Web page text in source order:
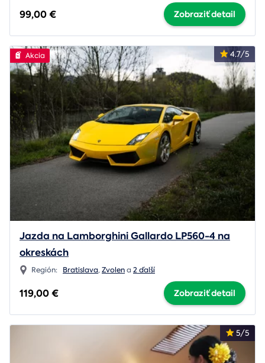
99,00 € Zobraziť detail
4.7/5
Akcia
Jazda na Lamborghini Gallardo LP560-4 na
okreskách
Región: Bratislava,Zvolena 2 ďalší
119,00 € Zobraziť detail
5/5